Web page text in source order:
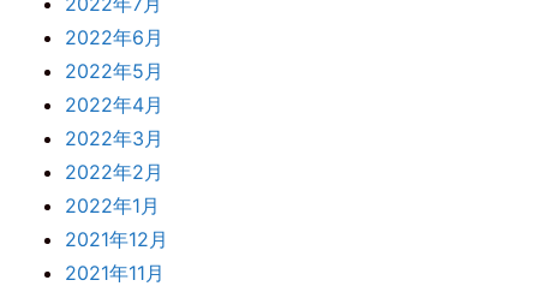
2022年6月
2022年5月
2022年4月
2022年3月
2022年2月
2022年1月
2021年12月
2021年11月